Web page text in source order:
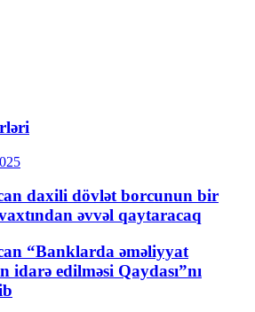
daxili dövlət borcunun bir
əvvəl qaytaracaq
“Banklarda əməliyyat
idarə edilməsi Qaydası”nı